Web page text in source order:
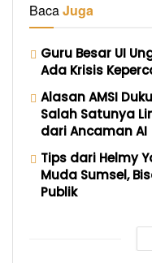
BacaJuga
Guru Besar UI
Ada Krisis
Alasan AMSI
Salah Satunya
dari Ancaman AI
Tips dari Helmy
Muda Sumsel,
Publik